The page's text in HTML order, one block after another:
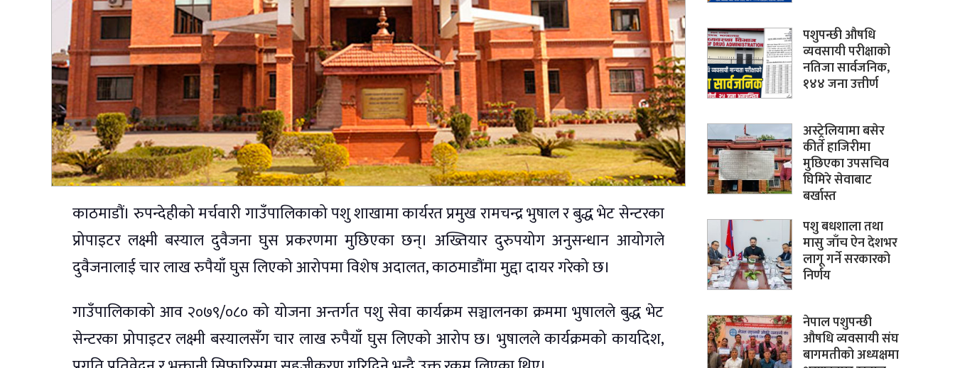
काठमाडौं। रुपन्देहीको मर्चवारी गाउँपालिकाको पशु शाखामा कार्यरत प्रमुख रामचन्द्र भुषाल र बुद्ध भेट सेन्टरका
प्रोपाइटर लक्ष्मी बस्याल दुवैजना घुस प्रकरणमा मुछिएका छन्। अख्तियार दुरुपयोग अनुसन्धान आयोगले
दुवैजनालाई चार लाख रुपैयाँ घुस लिएको आरोपमा विशेष अदालत, काठमाडौंमा मुद्दा दायर गरेको छ।
गाउँपालिकाको आव २०७९/०८० को योजना अन्तर्गत पशु सेवा कार्यक्रम सञ्चालनका क्रममा भुषालले बुद्ध भेट
सेन्टरका प्रोपाइटर लक्ष्मी बस्यालसँग चार लाख रुपैयाँ घुस लिएको आरोप छ। भुषालले कार्यक्रमको कार्यादेश,
पशुपन्छी औषधि
व्यवसायी परीक्षाको
नतिजा सार्वजनिक,
१४४ जना उत्तीर्ण
अस्ट्रेलियामा बसेर
कीर्ते हाजिरीमा
मुछिएका उपसचिव
घिमिरे सेवाबाट
बर्खास्त
पशु बधशाला तथा
मासु जाँच ऐन देशभर
लागू गर्ने सरकारको
निर्णय
नेपाल पशुपन्छी
औषधि व्यवसायी संघ
बागमतीको अध्यक्षमा